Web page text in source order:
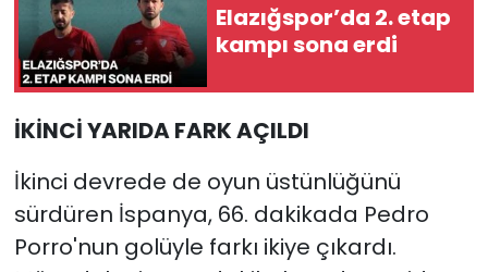
Elazığspor’da 2. etap
kampı sona erdi
İKİNCİ YARIDA FARK AÇILDI
İkinci devrede de oyun üstünlüğünü
sürdüren İspanya, 66. dakikada Pedro
Porro'nun golüyle farkı ikiye çıkardı.